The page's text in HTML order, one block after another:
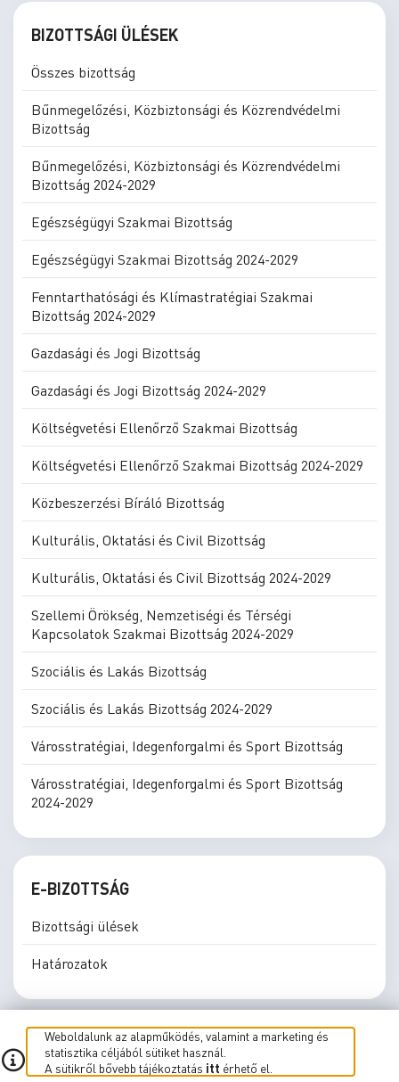
BIZOTTSÁGI ÜLÉSEK
Összes bizottság
Bűnmegelőzési, Közbiztonsági és Közrendvédelmi
Bizottság
Bűnmegelőzési, Közbiztonsági és Közrendvédelmi
Bizottság 2024-2029
Egészségügyi Szakmai Bizottság
Egészségügyi Szakmai Bizottság 2024-2029
Fenntarthatósági és Klímastratégiai Szakmai
Bizottság 2024-2029
Gazdasági és Jogi Bizottság
Gazdasági és Jogi Bizottság 2024-2029
Költségvetési Ellenőrző Szakmai Bizottság
Költségvetési Ellenőrző Szakmai Bizottság 2024-2029
Közbeszerzési Bíráló Bizottság
Kulturális, Oktatási és Civil Bizottság
Kulturális, Oktatási és Civil Bizottság 2024-2029
Szellemi Örökség, Nemzetiségi és Térségi
Kapcsolatok Szakmai Bizottság 2024-2029
Szociális és Lakás Bizottság
Szociális és Lakás Bizottság 2024-2029
Városstratégiai, Idegenforgalmi és Sport Bizottság
Városstratégiai, Idegenforgalmi és Sport Bizottság
2024-2029
E-BIZOTTSÁG
Bizottsági ülések
Határozatok
E-közgyűlés E-Bizottság Élő közvetítés
Weboldalunk az alapműködés, valamint a marketing és
statisztika céljából sütiket használ.
A sütikről bővebb tájékoztatás itt érhető el.